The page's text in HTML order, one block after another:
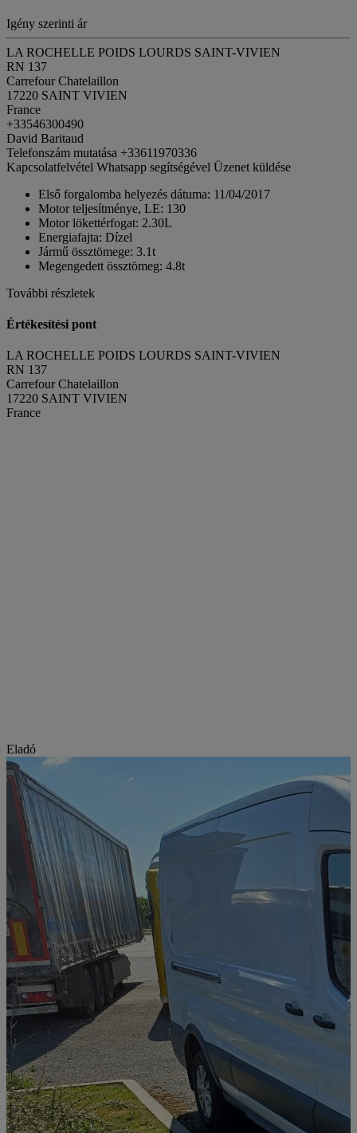
Igény szerinti ár
LA ROCHELLE POIDS LOURDS SAINT-VIVIEN
RN 137
Carrefour Chatelaillon
17220 SAINT VIVIEN
France
+33546300490
David Baritaud
Telefonszám mutatása +33611970336
Kapcsolatfelvétel Whatsapp segítségével Üzenet küldése
Első forgalomba helyezés dátuma: 11/04/2017
Motor teljesítménye, LE: 130
Motor lökettérfogat: 2.30L
Energiafajta: Dízel
Jármű össztömege: 3.1t
Megengedett össztömeg: 4.8t
További részletek
Értékesítési pont
LA ROCHELLE POIDS LOURDS SAINT-VIVIEN
RN 137
Carrefour Chatelaillon
17220 SAINT VIVIEN
France
Eladó